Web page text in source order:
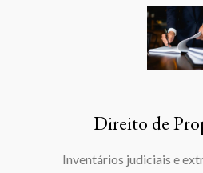
Direito de
Inventários judiciais e